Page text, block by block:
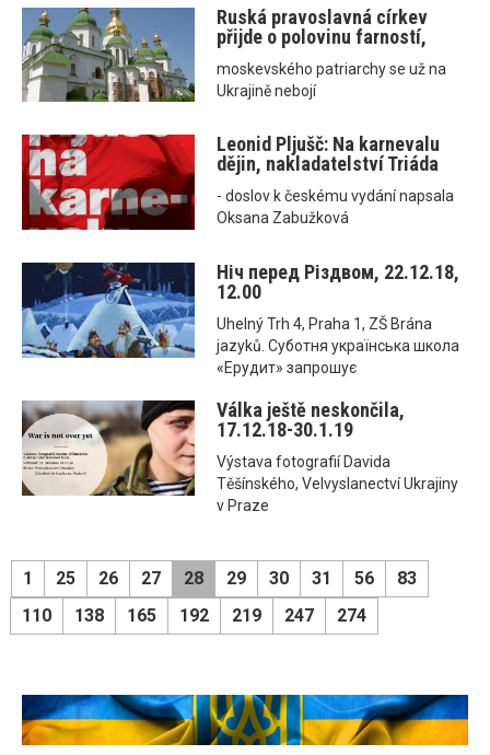
Ruská pravoslavná církev
přijde o polovinu farností,
moskevského patriarchy se už na
Ukrajině nebojí
Leonid Pljušč: Na karnevalu
dějin, nakladatelství Triáda
- doslov k českému vydání napsala
Oksana Zabužková
Ніч перед Різдвом, 22.12.18,
12.00
Uhelný Trh 4, Praha 1, ZŠ Brána
jazyků. Суботня українська школа
«Ерудит» запрошує
Válka ještě neskončila,
17.12.18-30.1.19
Výstava fotografií Davida
Těšínského, Velvyslanectví Ukrajiny
v Praze
1 25 26 27 28 29 30 31 56
83
110
138 165 192 219 247 274